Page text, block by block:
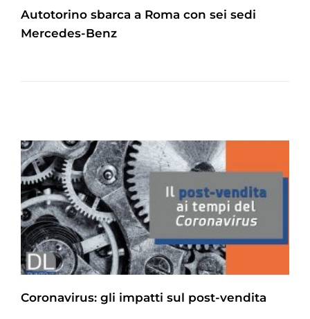
Autotorino sbarca a Roma con sei sedi
Mercedes-Benz
Coronavirus: gli impatti sul post-vendita